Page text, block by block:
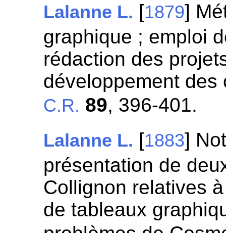
Lalanne L. [1879]
graphique ; emploi
rédaction des
développement
C.R. 89, 396-401.
Lalanne L. [1883]
présentation de
Collignon relatives
de tableaux